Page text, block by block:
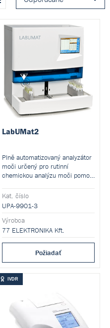
LabUMat2
Plně automatizovaný analyzátor
moči určený pro rutinní
chemickou analýzu moči pomocí
nabízí kapacitu až 240 testů za
hodinu, automatickou
manipulaci se vzorky a vysokou
reprodukovatelnost výsledků
díky reflektanční fotometrii.
laboratoře, nemocniční
biochemii i screeningová
vyšetření moči a lze jej snadno
integrovat s analyzátorem
pro kompletní urinalýzu.
Kat. číslo
UPA-9901-3
Výrobca
77 ELEKTRONIKA Kft.
Požiadať
IVDR